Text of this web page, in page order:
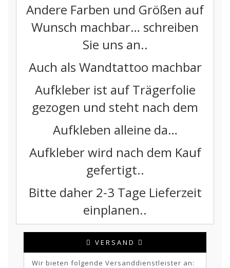
Andere Farben und Größen auf
Wunsch machbar… schreiben
Sie uns an..
Auch als Wandtattoo machbar
Aufkleber ist auf Trägerfolie
gezogen und steht nach dem
Aufkleben alleine da…
Aufkleber wird nach dem Kauf
gefertigt..
Bitte daher 2-3 Tage Lieferzeit
einplanen..
VERSAND
Wir bieten folgende Versanddienstleister an: